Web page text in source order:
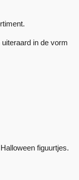
in de vorm
figuurtjes.